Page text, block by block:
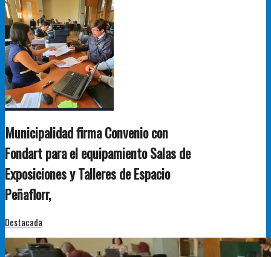
Municipalidad firma Convenio con
Fondart para el equipamiento Salas de
Exposiciones y Talleres de Espacio
Peñaflorr,
Destacada